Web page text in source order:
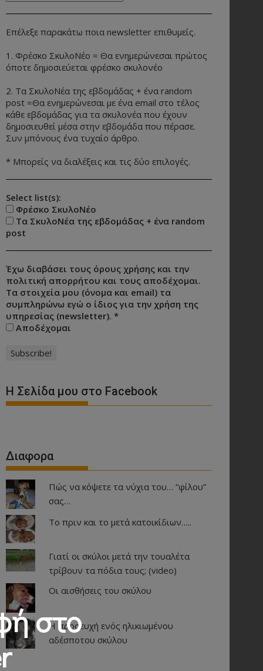
Επέλεξε παρακάτω ποια newsletter επιθυμείς.
1. Φρέσκο ΣκυλοΝέο = Θα ενημερώνεσαι πρώτος
όποτε δημοσιεύεται φρέσκο σκυλονέο
2. Τα ΣκυλοΝέα της εβδομάδας + ένα random
post =Θα ενημερώνεσαι με ένα email στο τέλος
κάθε εβδομάδας για τα σκυλονέα που έχουν
δημοσιευθεί μέσα στην εβδομάδα που πέρασε.
Συν μπόνους ένα τυχαίο άρθρο.
* Μπορείς να διαλέξεις και τις δύο επιλογές.
Select list(s):
Φρέσκο ΣκυλοΝέο
Τα ΣκυλοΝέα της εβδομάδας + ένα random
post
Έχω διαβάσει τους όρους χρήσης και την
πολιτική απορρήτου και τους αποδέχομαι.
Τα στοιχεία μου (όνομα και email) τα
συμπληρώνω εγώ ο ίδιος για την χρήση της
υπηρεσίας (newsletter). *
Αποδέχομαι
Η Σελίδα μου στο Facebook
Διαφορα
Πώς να κόψετε τα νύχια του… “φίλου”
σας…
Το πριν και το μετά κατοικίδιων…..
Γιατί οι σκύλοι μετά την τουαλέτα
τρίβουν τα πόδια τους; (video)
Οι αισθήσεις του σκύλου
Η προσευχή ενός ηλικιωμένου
αδέσποτου σκύλου
στο